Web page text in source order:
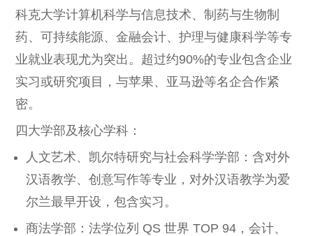
科克大学计算机科学与信息技术、制药与生物制
药、可持续能源、金融会计、护理与健康科学等专
业就业表现尤为突出。超过约90%的专业包含企业
实习或研究项目，与苹果、亚马逊等名企合作紧
密。
四大学部及核心学科：
人文艺术、凯尔特研究与社会科学学部：含对外
汉语教学、创意写作等专业，对外汉语教学为爱
尔兰最早开设，包含实习。
商法学部：法学位列 QS 世界 TOP 94，会计、